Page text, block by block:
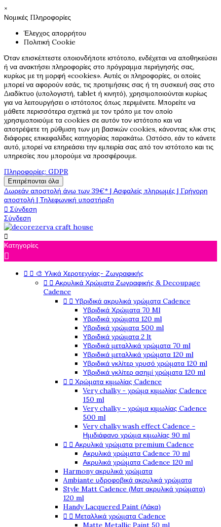
×
Νομικές Πληροφορίες
Έλεγχος απορρήτου
Πολιτική Cookie
Όταν επισκέπτεστε οποιονδήποτε ιστότοπο, ενδέχεται να αποθηκεύσει
ή να ανακτήσει πληροφορίες στο πρόγραμμα περιήγησής σας,
κυρίως με τη μορφή «cookies». Αυτές οι πληροφορίες, οι οποίες
μπορεί να αφορούν εσάς, τις προτιμήσεις σας ή τη συσκευή σας στο
Διαδίκτυο (υπολογιστή, tablet ή κινητό), χρησιμοποιούνται κυρίως
για να λειτουργήσει ο ιστότοπος όπως περιμένετε. Μπορείτε να
μάθετε περισσότερα σχετικά με τον τρόπο με τον οποίο
χρησιμοποιούμε τα cookies σε αυτόν τον ιστότοπο και να
αποτρέψετε τη ρύθμιση των μη βασικών cookies, κάνοντας κλικ στις
διάφορες επικεφαλίδες κατηγορίας παρακάτω. Ωστόσο, εάν το κάνετε
αυτό, μπορεί να επηρεάσει την εμπειρία σας από τον ιστότοπο και τις
υπηρεσίες που μπορούμε να προσφέρουμε.
Πληροφορίες: GDPR
Επιτρέπονται όλα
Δωρεάν αποστολή άνω των 39€* | Ασφαλείς πληρωμές | Γρήγορη
αποστολή | Τηλεφωνική υποστήριξη
 Σύνδεση
Σύνδεση

Κατηγορίες

  🎨 Υλικά Χεροτεχνίας- Ζωγραφικής
  Ακρυλικά Χρώματα Ζωγραφικής & Decoupage
Cadence
  Υβριδικά ακρυλικά χρώματα Cadence
Υβριδικά Χρώματα 70 Ml
Υβριδικά χρώματα 120 ml
Υβριδικά χρώματα 500 ml
Υβριδικά χρώματα 2 lt
Υβριδικά μεταλλικά χρώματα 70 ml
Υβριδικά μεταλλικά χρώματα 120 ml
Υβριδικά γκλίτερ χρυσό χρώματα 120 ml
Υβριδικά γκλίτερ ασημί χρώματα 120 ml
  Χρώματα κιμωλίας Cadence
Very chalky - χρώμα κιμωλίας Cadence
150 ml
Very chalky - χρώμα κιμωλίας Cadence
500 ml
Very chalky wash effect Cadence -
Ημιδιάφανο χρώμα κιμωλίας 90 ml
  Ακρυλικά χρώματα premium Cadence
Ακρυλικά χρώματα Cadence 70 ml
Ακρυλικά χρώματα Cadence 120 ml
Harmony ακρυλικά χρώματα
Ambiante υδροφοβικά ακρυλικά χρώματα
Style Matt Cadence (Ματ ακρυλικά χρώματα)
120 ml
Handy Lacquered Paint (Λάκα)
  Μεταλλικά χρώματα Cadence
Matte Metallic Paint 50 ml